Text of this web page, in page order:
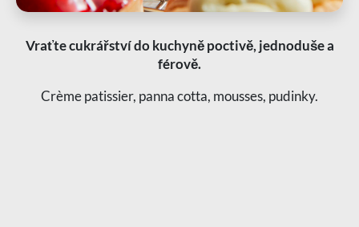
Vraťte cukrářství do kuchyně poctivě, jednoduše a
férově.
Crème patissier, panna cotta, mousses, pudinky.